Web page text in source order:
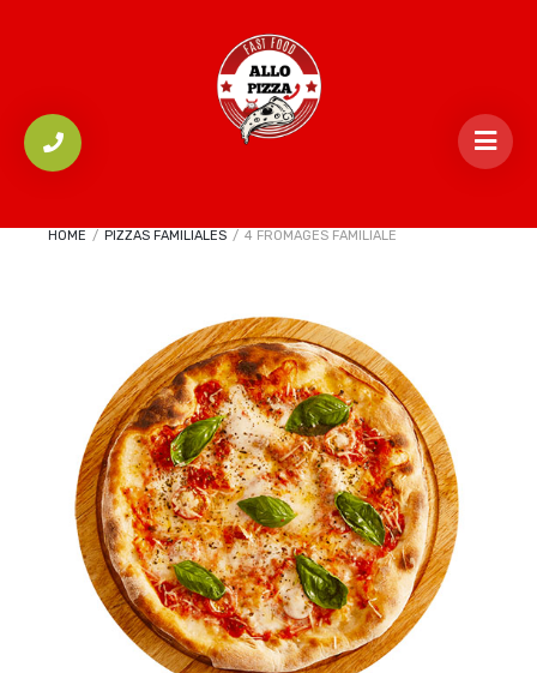
HOME / PIZZAS FAMILIALES / 4 FROMAGES FAMILIALE